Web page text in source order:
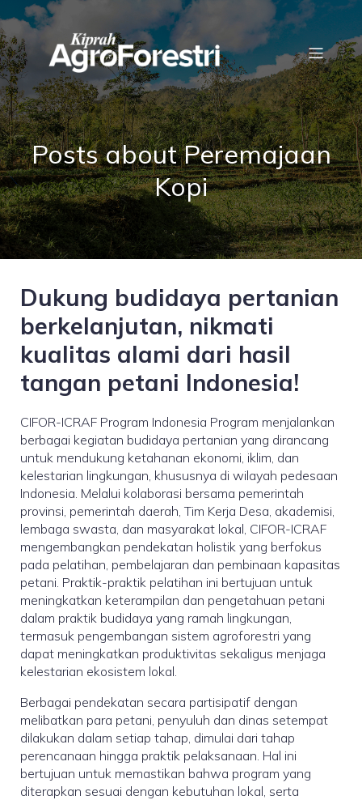
Posts about Peremajaan
Kopi
Dukung budidaya pertanian
berkelanjutan, nikmati
kualitas alami dari hasil
tangan petani Indonesia!
CIFOR-ICRAF Program Indonesia Program menjalankan
berbagai kegiatan budidaya pertanian yang dirancang
untuk mendukung ketahanan ekonomi, iklim, dan
kelestarian lingkungan, khususnya di wilayah pedesaan
Indonesia. Melalui kolaborasi bersama pemerintah
provinsi, pemerintah daerah, Tim Kerja Desa, akademisi,
lembaga swasta, dan masyarakat lokal, CIFOR-ICRAF
mengembangkan pendekatan holistik yang berfokus
pada pelatihan, pembelajaran dan pembinaan kapasitas
petani. Praktik-praktik pelatihan ini bertujuan untuk
meningkatkan keterampilan dan pengetahuan petani
dalam praktik budidaya yang ramah lingkungan,
termasuk pengembangan sistem agroforestri yang
dapat meningkatkan produktivitas sekaligus menjaga
kelestarian ekosistem lokal.
Berbagai pendekatan secara partisipatif dengan
melibatkan para petani, penyuluh dan dinas setempat
dilakukan dalam setiap tahap, dimulai dari tahap
perencanaan hingga praktik pelaksanaan. Hal ini
bertujuan untuk memastikan bahwa program yang
diterapkan sesuai dengan kebutuhan lokal, serta